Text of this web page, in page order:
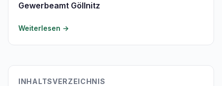
Gewerbeamt Göllnitz
Weiterlesen →
INHALTSVERZEICHNIS